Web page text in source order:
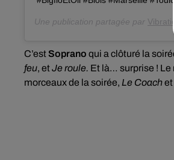
Une publication partagée par
C’estSoprano qui a clôturé la
feu, etJe roule. Et là… surprise ! Le
morceaux de la soirée, Le Coachet